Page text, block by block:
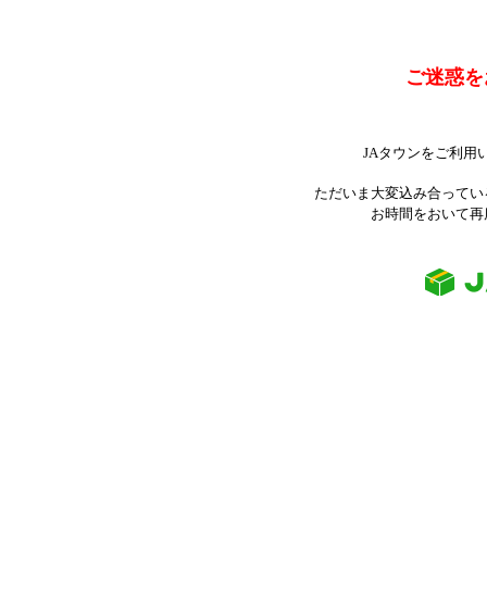
ご迷惑
JAタウンをご利用
ただいま大変込み合って
お時間をおいて